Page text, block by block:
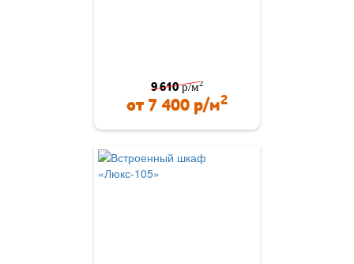
9 610р/м2
от7 400 р/м2